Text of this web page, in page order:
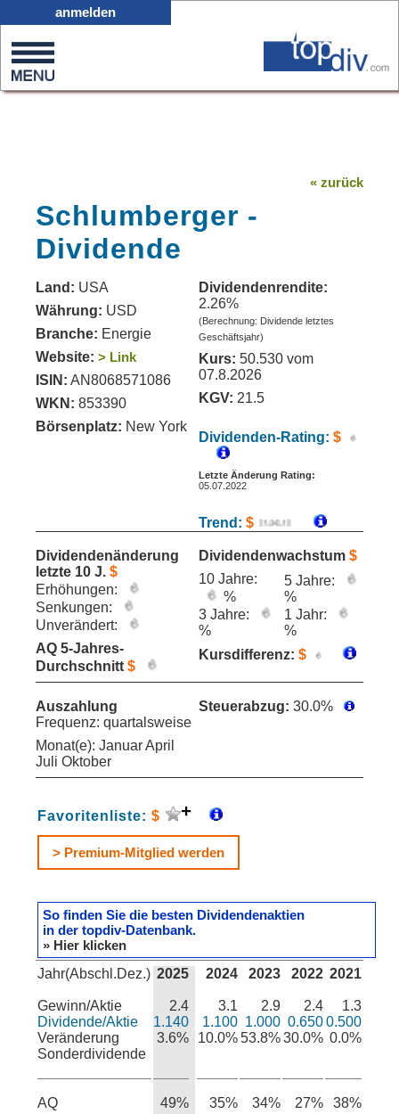
0
on
anmelden
« zurück
Schlumberger -
Dividende
Land: USA
Währung: USD
Branche: Energie
Website: > Link
ISIN: AN8068571086
WKN: 853390
Börsenplatz: New York
Dividendenrendite:
2.26%
(Berechnung: Dividende letztes
Geschäftsjahr)
Kurs: 50.530 vom
07.8.2026
KGV: 21.5
Dividenden-Rating: $
Letzte Änderung Rating:
05.07.2022
Trend: $
Dividendenänderung
letzte 10 J. $
Erhöhungen:
Senkungen:
Unverändert:
AQ 5-Jahres-
Durchschnitt $
Dividendenwachstum $
10 Jahre:
%
5 Jahre:
%
3 Jahre:
%
1 Jahr:
%
Kursdifferenz: $
Auszahlung
Frequenz: quartalsweise
Monat(e): Januar April
Juli Oktober
Steuerabzug: 30.0%
Favoritenliste: $
> Premium-Mitglied werden
So finden Sie die besten Dividendenaktien
in der topdiv-Datenbank.
» Hier klicken
Jahr(Abschl.Dez.)
Gewinn/Aktie
Dividende/Aktie
Veränderung
Sonderdividende
AQ
2025
2.4
1.140
3.6%
49%
2024
3.1
1.100
10.0%
35%
2023
2.9
1.000
53.8%
34%
2022
2.4
0.650
30.0%
27%
2021
1.3
0.500
0.0%
38%